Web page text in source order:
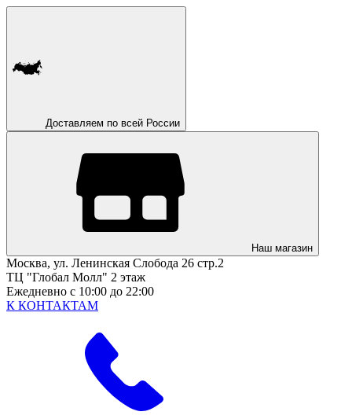
Доставляем по всей России
Наш магазин
Москва, ул. Ленинская Слобода 26 стр.2
ТЦ "Глобал Молл" 2 этаж
Ежедневно с 10:00 до 22:00
К КОНТАКТАМ